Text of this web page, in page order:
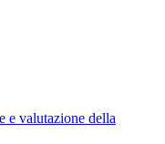
e valutazione della